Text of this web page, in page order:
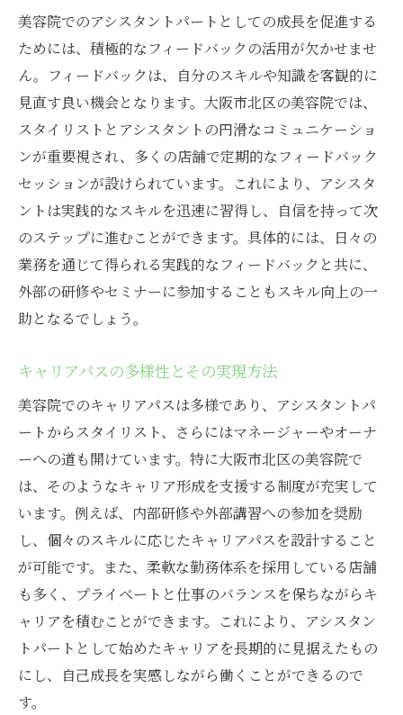
美容院でのアシスタントパートとしての成長を促進する
ためには、積極的なフィードバックの活用が欠かせませ
ん。フィードバックは、自分のスキルや知識を客観的に
見直す良い機会となります。大阪市北区の美容院では、
スタイリストとアシスタントの円滑なコミュニケーショ
ンが重要視され、多くの店舗で定期的なフィードバック
セッションが設けられています。これにより、アシスタ
ントは実践的なスキルを迅速に習得し、自信を持って次
のステップに進むことができます。具体的には、日々の
業務を通じて得られる実践的なフィードバックと共に、
外部の研修やセミナーに参加することもスキル向上の一
助となるでしょう。
キャリアパスの多様性とその実現方法
美容院でのキャリアパスは多様であり、アシスタントパ
ートからスタイリスト、さらにはマネージャーやオーナ
ーへの道も開けています。特に大阪市北区の美容院で
は、そのようなキャリア形成を支援する制度が充実して
います。例えば、内部研修や外部講習への参加を奨励
し、個々のスキルに応じたキャリアパスを設計すること
が可能です。また、柔軟な勤務体系を採用している店舗
も多く、プライベートと仕事のバランスを保ちながらキ
ャリアを積むことができます。これにより、アシスタン
トパートとして始めたキャリアを長期的に見据えたもの
にし、自己成長を実感しながら働くことができるので
す。